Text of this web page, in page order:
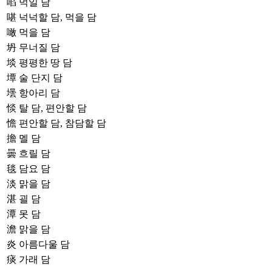
啗 먹일 담
啿 넉넉할 담, 먹을 담
噉 먹을 담
坍 무너질 담
埮 평평한 땅 담
墰 술 단지 담
壜 항아리 담
惔 탈 담, 편안할 담
憺 편안할 담, 참담할 담
擔 멜 담
曇 흐릴 담
毯 담요 담
淡 맑을 담
湛 괼 담
潭 못 담
澹 맑을 담
炎 아름다울 담
痰 가래 담